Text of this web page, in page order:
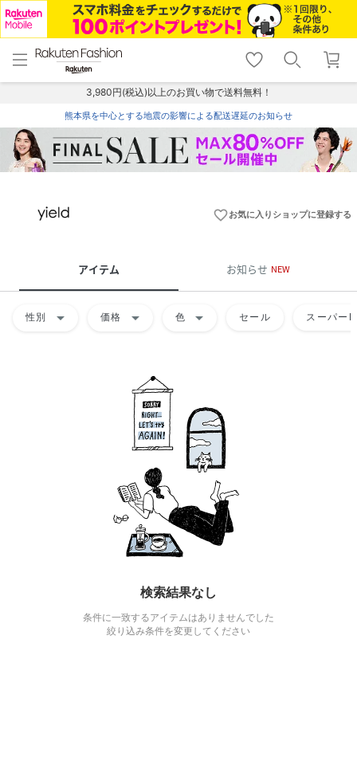
menu home
トップ
shopping_cart lock_outline
ログイン
3,980円(税込)以上のお買い物で送料無料！
熊本県を中心とする地震の影響による配送遅延のお知らせ
favorite_borderお気に入りショップに登録する
アイテム お知らせ NEW
性別 arrow_drop_down 価格 arrow_drop_down 色 arrow_drop_down セール スーパー
検索結果なし
条件に一致するアイテムはありませんでした
絞り込み条件を変更してください